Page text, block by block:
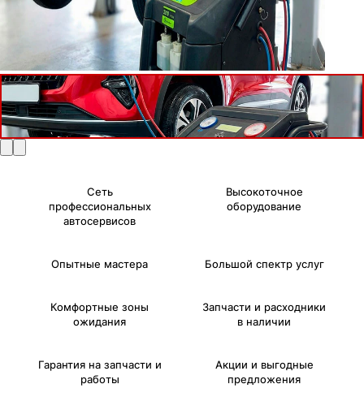
Сеть
профессиональных
автосервисов
Высокоточное
оборудование
Опытные мастера Большой спектр услуг
Комфортные зоны
ожидания
Запчасти и расходники
в наличии
Гарантия на запчасти и
работы
Акции и выгодные
предложения